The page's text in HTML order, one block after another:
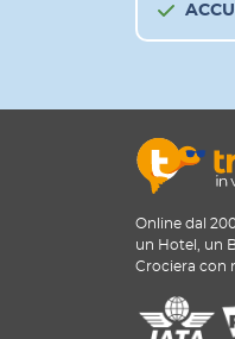
Online dal
un Hotel, un
Crociera con